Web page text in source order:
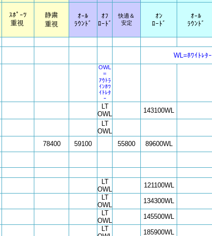
ｽﾎﾟｰﾂ
重視
静粛
重視
ｵｰﾙ
ﾗｳﾝﾄﾞ
ｵﾌ
ﾛｰﾄﾞ
快適＆
安定
ｵﾝ
ﾛｰﾄﾞ
ｵｰﾙ
ﾗｳﾝﾄﾞ
WL=ﾎﾜｲﾄﾚﾀｰ
OWL
＝
ｱｳﾄﾗ
ｲﾝﾎﾜ
ｲﾄﾚﾀ
ｰ
LT
OWL
143100WL
LT
OWL
78400 59100 55800 89600WL
LT
OWL
121100WL
LT
OWL
134300WL
LT
OWL
145500WL
LT
185900WL